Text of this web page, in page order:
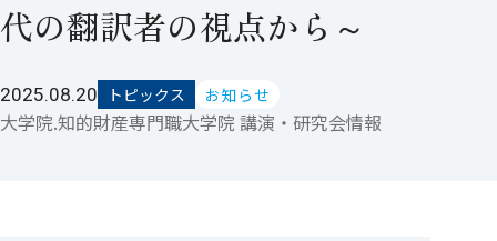
代の翻訳者の視点から～
2025.08.20 トピックス お知らせ
大学院.知的財産専門職大学院 講演・研究会情報